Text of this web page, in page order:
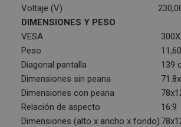
Voltaje (V)
DIMENSIONES Y PESO
VESA
Peso
Diagonal pantalla
139
Dimensiones sin peana
Dimensiones con peana
Relación de aspecto
16:9
Dimensiones (alto x ancho x fondo)